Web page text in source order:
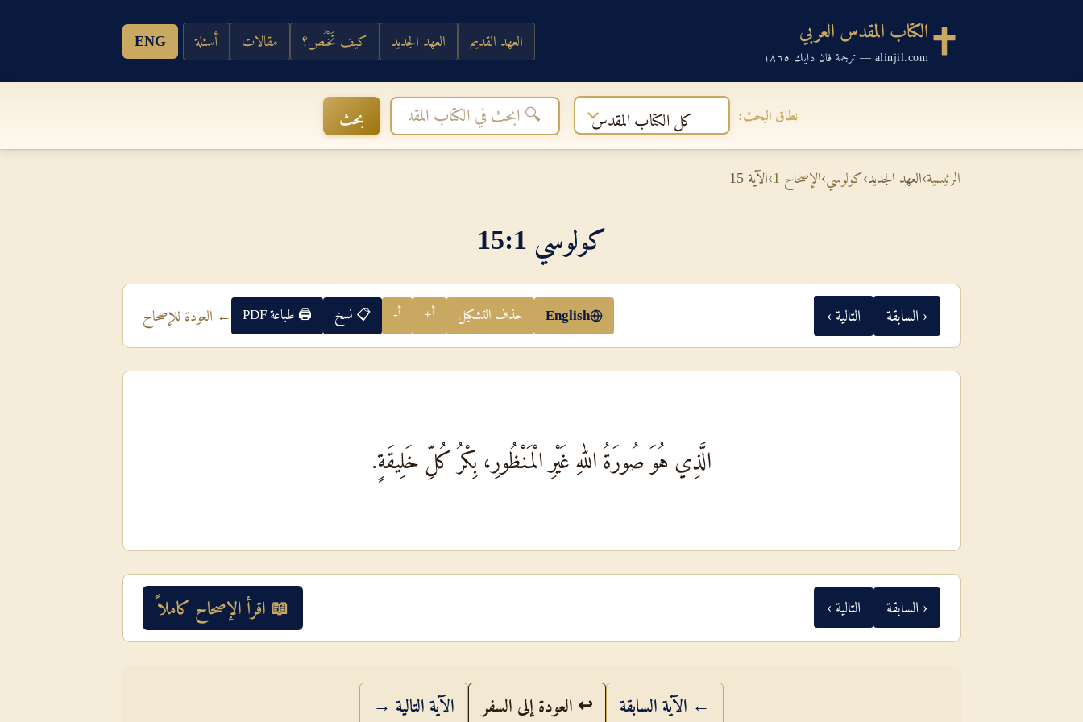
الكتاب المقدس العربي
alinjil.com — ترجمة فان دايك ١٨٦٥
العهد القديم العهد الجديد كيف تَخْلُص؟ مقالات أسئلة ENG
نطاق البحث: كل الكتاب المقدس بحث
الرئيسية›العهد الجديد›كولوسي›الإصحاح 1 ›الآية 15
كولوسي 1‏:‏15
‹ السابقة التالية › English حذف التشكيل أ+ أ- 📋 نسخ 🖨 طباعة PDF ← العودة للإصحاح
الَّذِي هُوَ صُورَةُ اللهِ غَيْرِ الْمَنْظُورِ، بِكْرُ كُلِّ خَلِيقَةٍ.
‹ السابقة التالية › 📖 اقرأ الإصحاح كاملاً
← الآية السابقة ↩ العودة إلى السفر الآية التالية →